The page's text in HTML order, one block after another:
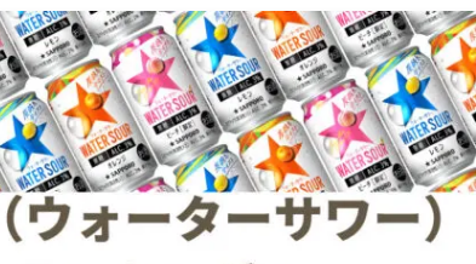
商品レビュー
キリン
氷結
氷結 無糖
氷結 ストロング
麒麟特製サワー
麒麟 発酵サワー